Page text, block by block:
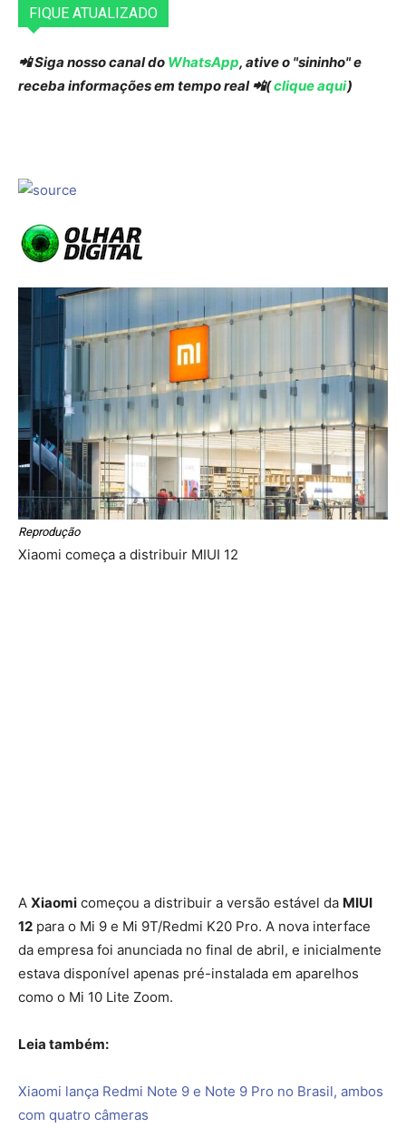
FIQUE ATUALIZADO
📲 Siga nosso canal do WhatsApp, ative o "sininho" e
receba informações em tempo real 📲(clique aqui)
Reprodução
Xiaomi começa a distribuir MIUI 12
A Xiaomi começou a distribuir a versão estável da MIUI
12 para o Mi 9 e Mi 9T/Redmi K20 Pro. A nova interface
da empresa foi anunciada no final de abril, e inicialmente
estava disponível apenas pré-instalada em aparelhos
como o Mi 10 Lite Zoom.
Leia também:
Xiaomi lança Redmi Note 9 e Note 9 Pro no Brasil, ambos
com quatro câmeras